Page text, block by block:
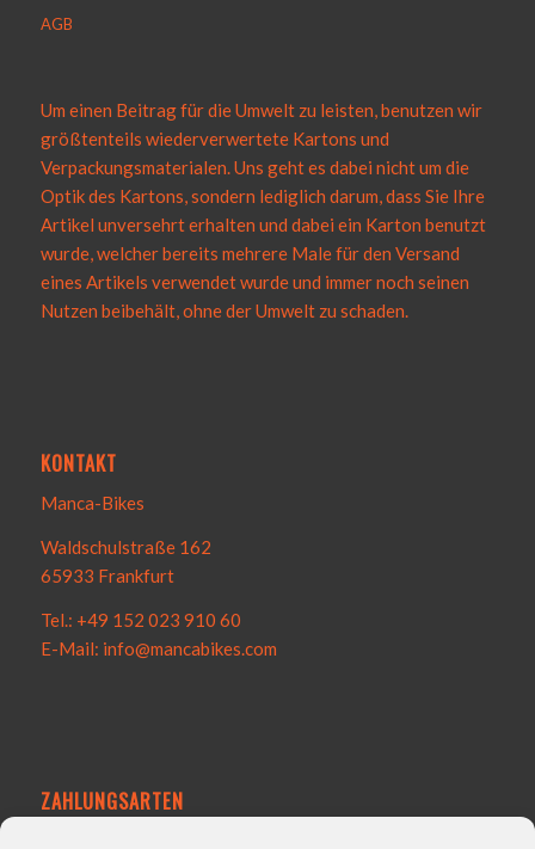
AGB
Um einen Beitrag für die Umwelt zu leisten, benutzen wir
größtenteils wiederverwertete Kartons und
Verpackungsmaterialen. Uns geht es dabei nicht um die
Optik des Kartons, sondern lediglich darum, dass Sie Ihre
Artikel unversehrt erhalten und dabei ein Karton benutzt
wurde, welcher bereits mehrere Male für den Versand
eines Artikels verwendet wurde und immer noch seinen
Nutzen beibehält, ohne der Umwelt zu schaden.
KONTAKT
Manca-Bikes
Waldschulstraße 162
65933 Frankfurt
Tel.: +49 152 023 910 60
E-Mail: info@mancabikes.com
ZAHLUNGSARTEN